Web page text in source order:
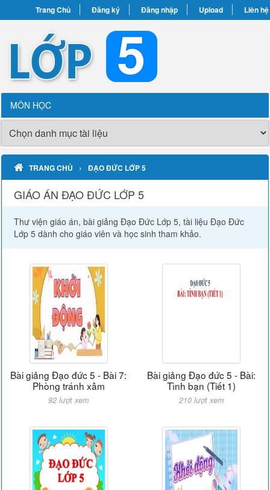
Trang Chủ Đăng ký Đăng nhập Upload Liên hệ
MÔN HỌC
TRANG CHỦ › ĐẠO ĐỨC LỚP 5
GIÁO ÁN ĐẠO ĐỨC LỚP 5
Thư viện giáo án, bài giảng Đạo Đức Lớp 5, tài liệu Đạo Đức
Lớp 5 dành cho giáo viên và học sinh tham khảo.
Bài giảng Đạo đức 5 - Bài 7:
Phòng tránh xâm
92 lượt xem
Bài giảng Đạo đức 5 - Bài:
Tình bạn (Tiết 1)
210 lượt xem